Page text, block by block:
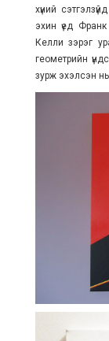
хүний
эхин үед
Келли зэрэг
геометрийн
зурж эхэлсэн